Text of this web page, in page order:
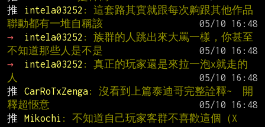
推
intela03252 : 這套路其實就跟每次齁跟其他作品
聯動都有一堆自稱該
→
intela03252 : 族群的人跳出來大罵一樣，你甚至
不知道那些人是不是
→
intela03252 : 真正的玩家還是來拉一泡x就走的
人
推
CarRoTxZenga: 沒看到上篇泰迪哥完整詮釋~  開
釋超愜意
推
Mikochi : 不知道自己玩家客群不喜歡這個（X